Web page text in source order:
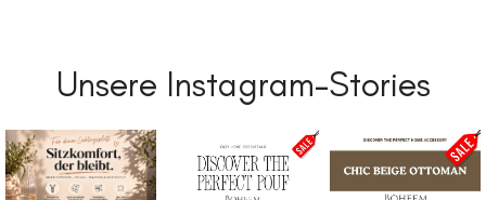
Unsere Instagram-Stories